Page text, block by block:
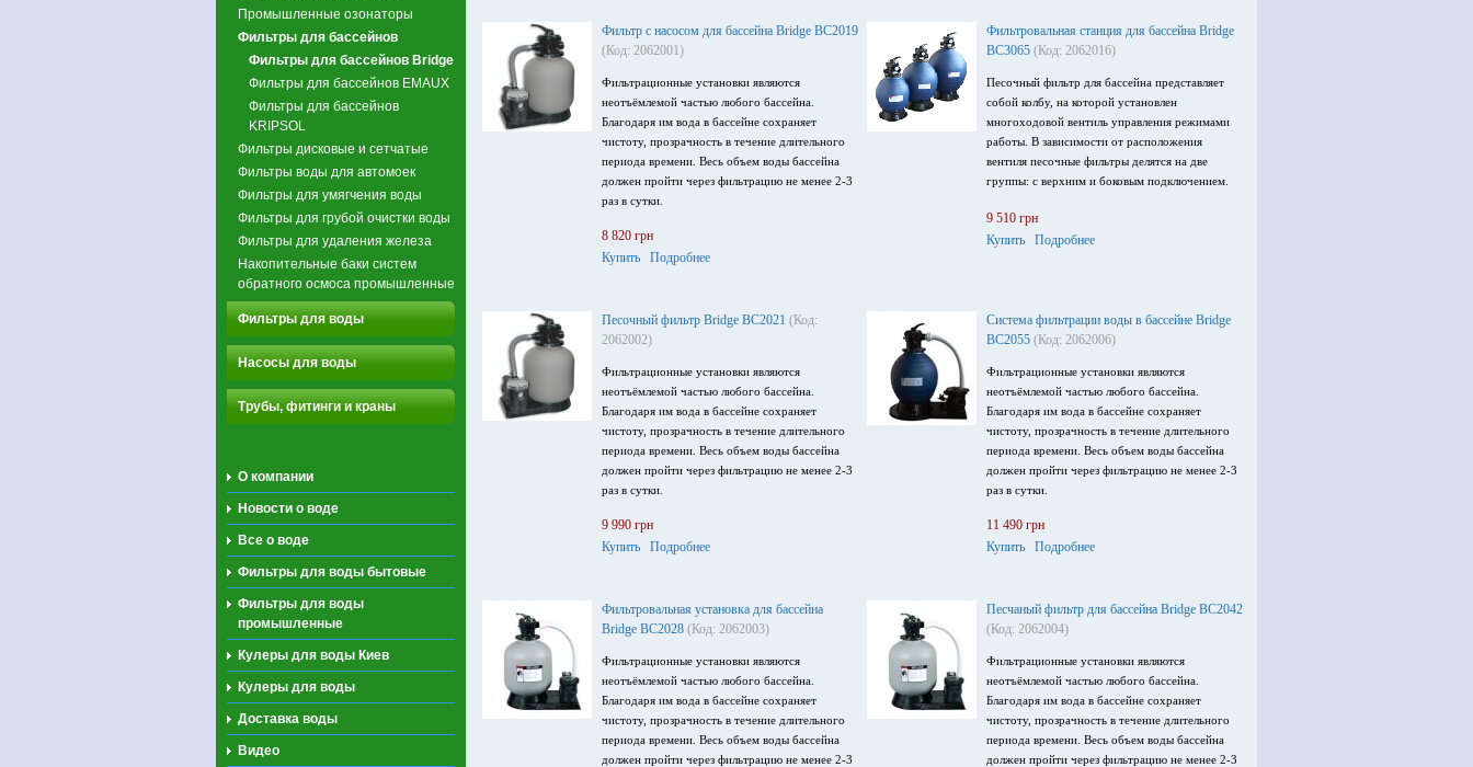
Промышленные озонаторы
Фильтры для бассейнов
Фильтры для бассейнов Bridge
Фильтры для бассейнов EMAUX
Фильтры для бассейнов
KRIPSOL
Фильтры дисковые и сетчатые
Фильтры воды для автомоек
Фильтры для умягчения воды
Фильтры для грубой очистки воды
Фильтры для удаления железа
Накопительные баки систем
обратного осмоса промышленные
Фильтры для воды
Насосы для воды
Трубы, фитинги и краны
О компании
Новости о воде
Все о воде
Фильтры для воды бытовые
Фильтры для воды
промышленные
Кулеры для воды Киев
Кулеры для воды
Доставка воды
Видео
Фильтр с насосом для бассейна Bridge BC2019
(Код: 2062001)
Фильтрационные установки являются
неотъёмлемой частью любого бассейна.
Благодаря им вода в бассейне сохраняет
чистоту, прозрачность в течение длительного
периода времени. Весь объем воды бассейна
должен пройти через фильтрацию не менее 2-3
раз в сутки.
8 820 грн
Купить
Подробнее
Фильтровальная станция для бассейна Bridge
BC3065 (Код: 2062016)
Песочный фильтр для бассейна представляет
собой колбу, на которой установлен
многоходовой вентиль управления режимами
работы. В зависимости от расположения
вентиля песочные фильтры делятся на две
группы: с верхним и боковым подключением.
9 510 грн
Купить
Подробнее
Песочный фильтр Bridge BC2021 (Код:
2062002)
Фильтрационные установки являются
неотъёмлемой частью любого бассейна.
Благодаря им вода в бассейне сохраняет
чистоту, прозрачность в течение длительного
периода времени. Весь объем воды бассейна
должен пройти через фильтрацию не менее 2-3
раз в сутки.
9 990 грн
Купить
Подробнее
Система фильтрации воды в бассейне Bridge
BC2055 (Код: 2062006)
Фильтрационные установки являются
неотъёмлемой частью любого бассейна.
Благодаря им вода в бассейне сохраняет
чистоту, прозрачность в течение длительного
периода времени. Весь объем воды бассейна
должен пройти через фильтрацию не менее 2-3
раз в сутки.
11 490 грн
Купить
Подробнее
Фильтровальная установка для бассейна
Bridge BC2028 (Код: 2062003)
Фильтрационные установки являются
неотъёмлемой частью любого бассейна.
Благодаря им вода в бассейне сохраняет
чистоту, прозрачность в течение длительного
периода времени. Весь объем воды бассейна
должен пройти через фильтрацию не менее 2-3
Песчаный фильтр для бассейна Bridge BC2042
(Код: 2062004)
Фильтрационные установки являются
неотъёмлемой частью любого бассейна.
Благодаря им вода в бассейне сохраняет
чистоту, прозрачность в течение длительного
периода времени. Весь объем воды бассейна
должен пройти через фильтрацию не менее 2-3